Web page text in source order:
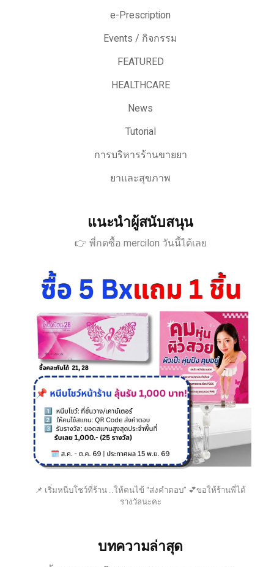
e-Prescription
Events / กิจกรรม
FEATURED
HEALTHCARE
News
Tutorial
การบริหารร้านขายยา
ยาและสุขภาพ
แนะนำผู้สนับสนุน
👉 พี่กดซื้อ mercilon วันนี้ได้เลย
📌 เริ่มหนีบโชว์ที่ร้าน ..ให้คนไข้ “ส่งคำตอบ” 💕ขอให้ร้านพี่ได้
รางวัลนะคะ
บทความล่าสุด